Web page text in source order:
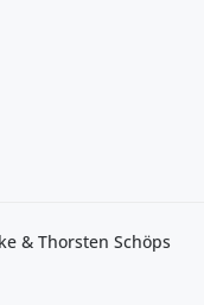
& Thorsten Schöps